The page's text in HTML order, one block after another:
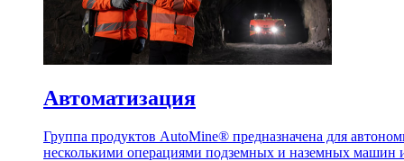
Автоматизация
Группа продуктов AutoMine® предназначена для
несколькими операциями подземных и наземных машин